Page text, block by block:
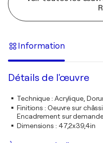
Information
Détails de l'œuvre
Technique: Acrylique,
Finitions : Oeuvre sur
Encadrement sur
Dimensions : 47,2x39,4in